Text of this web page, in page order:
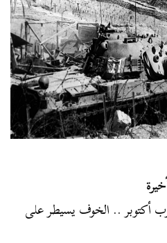
أكتوبر .. الخوف يسيطر على